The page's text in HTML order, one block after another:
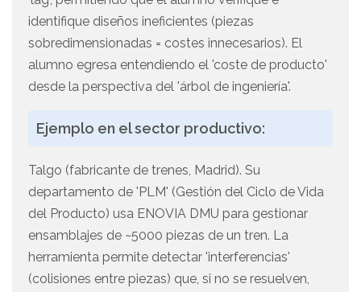
identifique diseños ineficientes (piezas
sobredimensionadas = costes innecesarios). El
alumno egresa entendiendo el 'coste de producto'
desde la perspectiva del 'árbol de ingeniería'.
Ejemplo en el sector productivo:
Talgo (fabricante de trenes, Madrid). Su
departamento de 'PLM' (Gestión del Ciclo de Vida
del Producto) usa ENOVIA DMU para gestionar
ensamblajes de ~5000 piezas de un tren. La
herramienta permite detectar 'interferencias'
(colisiones entre piezas) que, si no se resuelven,